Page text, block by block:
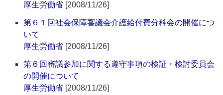
厚生労働省 [2008/11/26]
第６１回社会保障審議会介護給付費分科会の開催につ
いて
厚生労働省 [2008/11/26]
第６回審議参加に関する遵守事項の検証・検討委員会
の開催について
厚生労働省 [2008/11/26]